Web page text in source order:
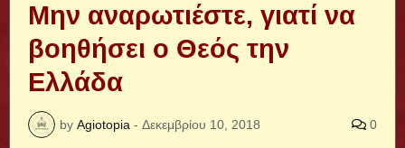
Μην αναρωτιέστε, γιατί να
βοηθήσει ο Θεός την
Ελλάδα
by Agiotopia - Δεκεμβρίου 10, 2018 0